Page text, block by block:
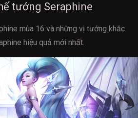
tướng Seraphine
mùa 16 và những vị tướng khắc
hiệu quả mới nhất.